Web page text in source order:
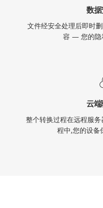
数
文件经安全处理后即时
容 — 您的隐
云
整个转换过程在远程服
程中,您的设备